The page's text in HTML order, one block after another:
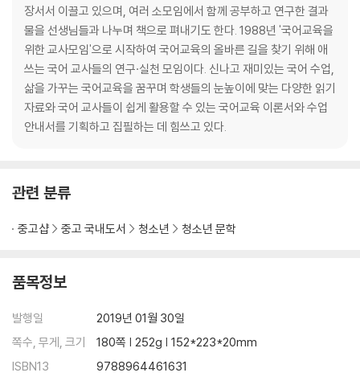
장서서 이끌고 있으며, 여러 소모임에서 함께 공부하고 연구한 결과
물을 선생님들과 나누며 책으로 펴내기도 한다. 1988년 '국어교육을
위한 교사모임'으로 시작하여 국어교육의 올바른 길을 찾기 위해 애
쓰는 국어 교사들의 연구·실천 모임이다. 신나고 재미있는 국어 수업,
삶을 가꾸는 국어교육을 꿈꾸며 학생들의 눈높이에 맞는 다양한 읽기
자료와 국어 교사들이 쉽게 활용할 수 있는 국어교육 이론서와 수업
안내서를 기획하고 집필하는 데 힘쓰고 있다.
관련 분류
중고샵 중고 국내도서 청소년 청소년 문학
품목정보
발행일
2019년 01월 30일
쪽수, 무게, 크기
180쪽 | 252g | 152*223*20mm
ISBN13
9788964461631